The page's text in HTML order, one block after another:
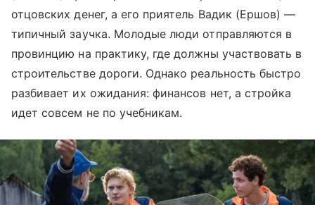
отцовских денег, а его приятель Вадик (Ершов) —
типичный заучка. Молодые люди отправляются в
провинцию на практику, где должны участвовать в
строительстве дороги. Однако реальность быстро
разбивает их ожидания: финансов нет, а стройка
идет совсем не по учебникам.